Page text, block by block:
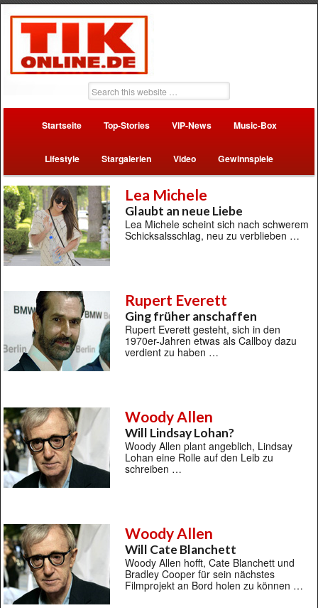
Startseite Top-Stories VIP-News Music-Box
Lifestyle Stargalerien Video Gewinnspiele
Lea Michele
Glaubt an neue Liebe
Lea Michele scheint sich nach schwerem
Schicksalsschlag, neu zu verblieben …
Rupert Everett
Ging früher anschaffen
Rupert Everett gesteht, sich in den
1970er-Jahren etwas als Callboy dazu
verdient zu haben …
Woody Allen
Will Lindsay Lohan?
Woody Allen plant angeblich, Lindsay
Lohan eine Rolle auf den Leib zu
schreiben …
Woody Allen
Will Cate Blanchett
Woody Allen hofft, Cate Blanchett und
Bradley Cooper für sein nächstes
Filmprojekt an Bord holen zu können …